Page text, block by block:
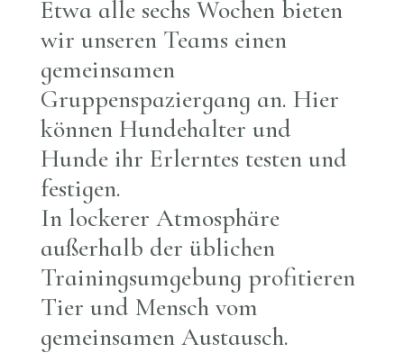
Etwa alle sechs Wochen bieten
wir unseren Teams einen
gemeinsamen
Gruppenspaziergang an. Hier
können Hundehalter und
Hunde ihr Erlerntes testen und
festigen.
In lockerer Atmosphäre
außerhalb der üblichen
Trainingsumgebung profitieren
Tier und Mensch vom
gemeinsamen Austausch.